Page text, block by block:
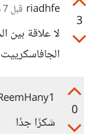
3
riadhfe قبل 7 سنوات
لا علاقة بين
0
شكرًا جدًا